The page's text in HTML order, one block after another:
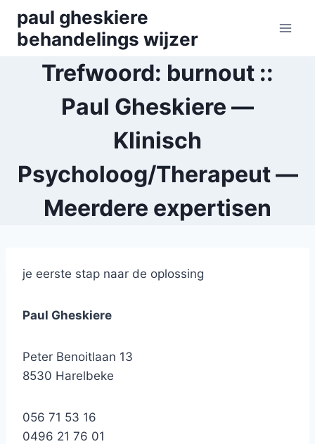
content
paul gheskiere
behandelings wijzer
Trefwoord: burnout ::
Paul Gheskiere —
Klinisch
Psycholoog/Therapeut —
Meerdere expertisen
je eerste stap naar de oplossing
Paul Gheskiere
Peter Benoitlaan 13
8530 Harelbeke
056 71 53 16
0496 21 76 01